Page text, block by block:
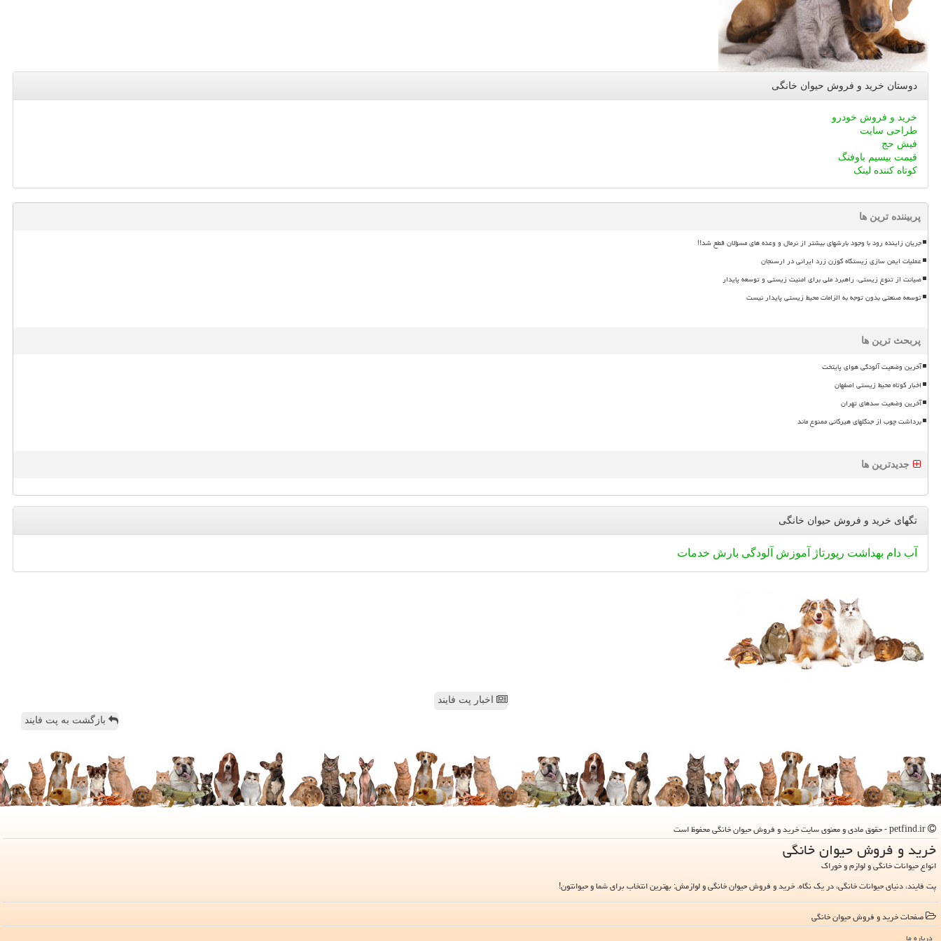
دوستان خرید و فروش حیوان خانگی
خرید و فروش خودرو
طراحی سایت
فیش حج
قیمت بیسیم باوفنگ
کوتاه کننده لینک
پربیننده ترین ها
جریان زاینده رود با وجود بارشهای بیشتر از نرمال و وعده های مسؤلان قطع شد!!
عملیات ایمن سازی زیستگاه گوزن زرد ایرانی در ارسنجان
صیانت از تنوع زیستی، راهبرد ملی برای امنیت زیستی و توسعه پایدار
توسعه صنعتی بدون توجه به الزامات محیط زیستی پایدار نیست
پربحث ترین ها
آخرین وضعیت آلودگی هوای پایتخت
اخبار کوتاه محیط زیستی اصفهان
آخرین وضعیت سدهای تهران
برداشت چوب از جنگلهای هیرکانی ممنوع ماند
جدیدترین ها
تگهای خرید و فروش حیوان خانگی
آب دام بهداشت رپورتاژ آموزش آلودگی بارش خدمات
اخبار پت فایند
بازگشت به پت فایند
خرید و فروش حیوان خانگی
انواع حیوانات خانگی و لوازم و خوراک
پت فایند، دنیای حیوانات خانگی، در یک نگاه. خرید و فروش حیوان خانگی و لوازمش: بهترین انتخاب برای شما و حیوانتون!
صفحات خرید و فروش حیوان خانگی
درباره ما